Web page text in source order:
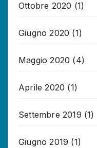
Ottobre 2020 (1)
Giugno 2020 (1)
Maggio 2020 (4)
Aprile 2020 (1)
Settembre 2019 (1)
Giugno 2019 (1)